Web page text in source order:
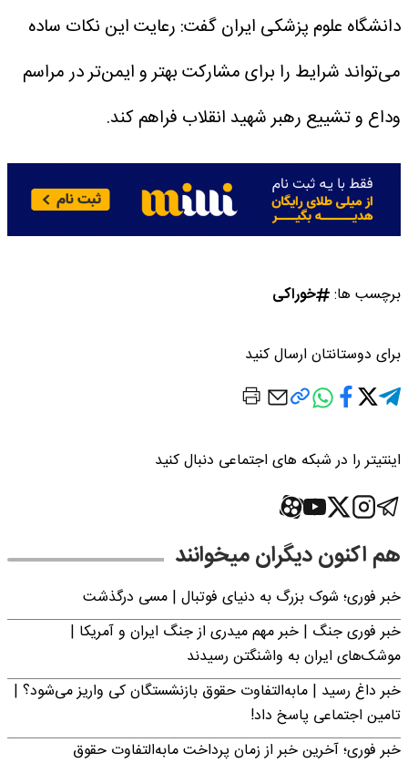
دانشگاه علوم پزشکی ایران گفت: رعایت این نکات ساده
می‌تواند شرایط را برای مشارکت بهتر و ایمن‌تر در مراسم
وداع و تشییع رهبر شهید انقلاب فراهم کند.
برچسب ها: خوراکی
برای دوستانتان ارسال کنید
اینتیتر را در شبکه های اجتماعی دنبال کنید
هم اکنون دیگران میخوانند
خبر فوری؛‌ شوک بزرگ به دنیای فوتبال | مسی درگذشت
خبر فوری جنگ | خبر مهم میدری از جنگ ایران و آمریکا |
موشک‌های ایران به واشنگتن رسیدند
خبر داغ رسید | مابه‌التفاوت حقوق بازنشستگان کی واریز می‌شود؟ |
تامین اجتماعی پاسخ داد!
خبر فوری؛ آخرین خبر از زمان پرداخت مابه‌التفاوت حقوق